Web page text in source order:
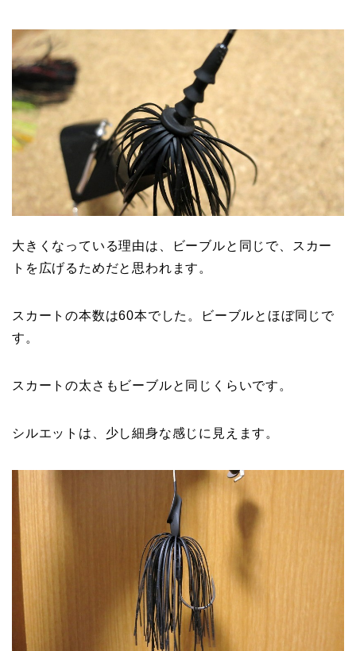
大きくなっている理由は、ビーブルと同じで、スカー
トを広げるためだと思われます。
スカートの本数は60本でした。ビーブルとほぼ同じで
す。
スカートの太さもビーブルと同じくらいです。
シルエットは、少し細身な感じに見えます。